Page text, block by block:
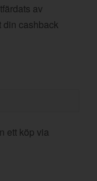
av
din cashback
ett köp via